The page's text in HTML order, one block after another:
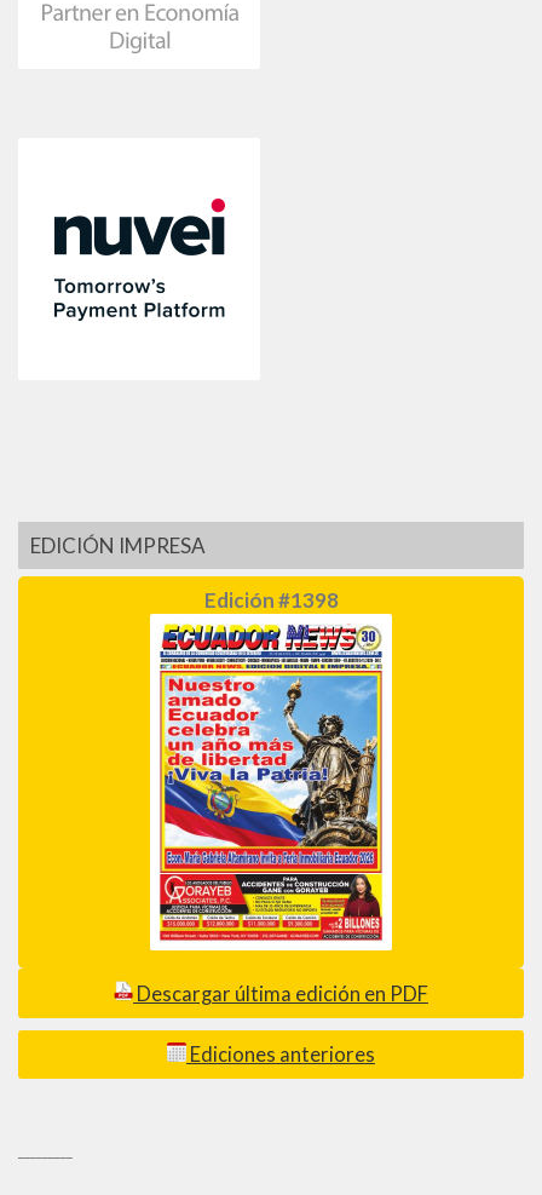
EDICIÓN IMPRESA
Edición #1398
Descargar última edición en PDF
Ediciones anteriores